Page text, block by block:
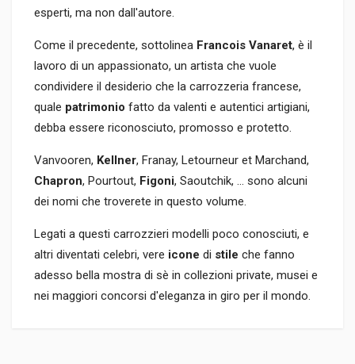
esperti, ma non dall'autore.
Come il precedente, sottolinea Francois Vanaret, è il
lavoro di un appassionato, un artista che vuole
condividere il desiderio che la carrozzeria francese,
quale patrimonio fatto da valenti e autentici artigiani,
debba essere riconosciuto, promosso e protetto.
Vanvooren, Kellner, Franay, Letourneur et Marchand,
Chapron, Pourtout, Figoni, Saoutchik, … sono alcuni
dei nomi che troverete in questo volume.
Legati a questi carrozzieri modelli poco conosciuti, e
altri diventati celebri, vere icone di stile che fanno
adesso bella mostra di sè in collezioni private, musei e
nei maggiori concorsi d'eleganza in giro per il mondo.